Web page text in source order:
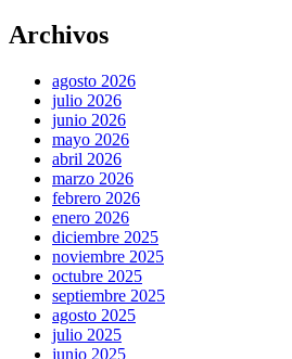
Archivos
agosto 2026
julio 2026
junio 2026
mayo 2026
abril 2026
marzo 2026
febrero 2026
enero 2026
diciembre 2025
noviembre 2025
octubre 2025
septiembre 2025
agosto 2025
julio 2025
junio 2025